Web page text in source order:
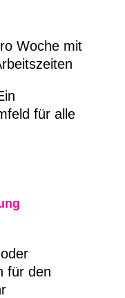
Woche mit
für alle
für den